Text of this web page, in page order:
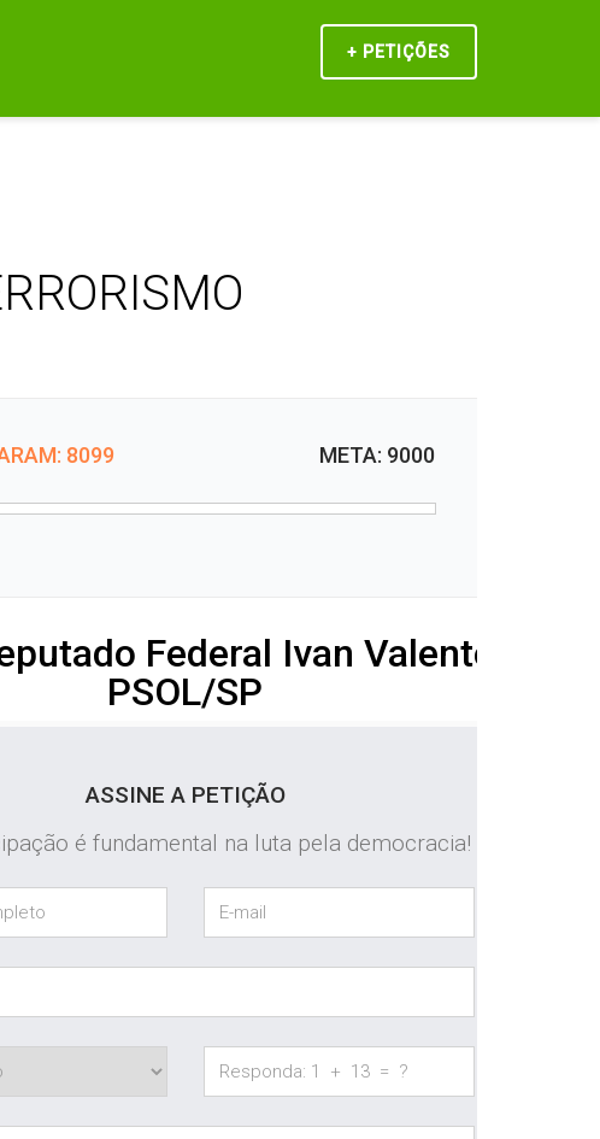
+ PETIÇÕES
8099 META: 9000
Federal Ivan Valente -
PSOL/SP
ASSINE A PETIÇÃO
é fundamental na luta pela democracia!